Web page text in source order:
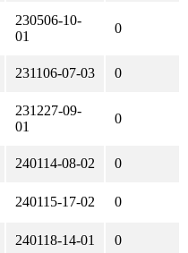
230506-10-
01
0
231106-07-03 0
231227-09-
01
0
240114-08-02 0
240115-17-02 0
240118-14-01 0